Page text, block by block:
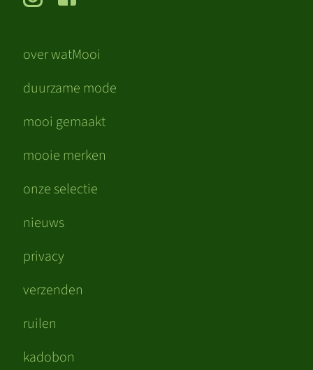
over watMooi
duurzame mode
mooi gemaakt
mooie merken
onze selectie
nieuws
privacy
verzenden
ruilen
kadobon